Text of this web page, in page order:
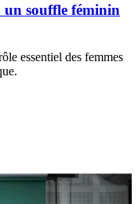
souffle féminin
essentiel des femmes